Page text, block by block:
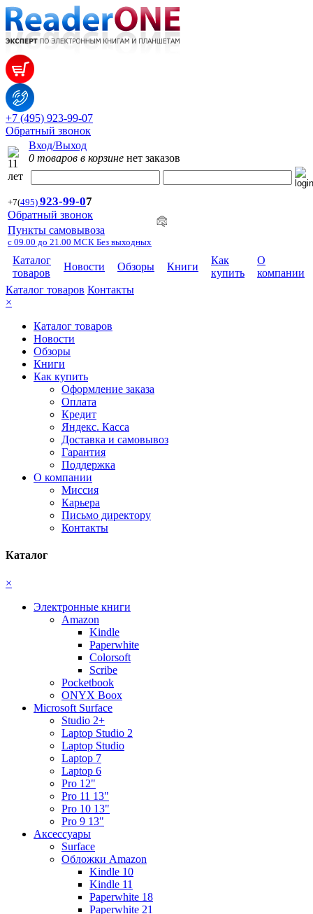
+7 (495) 923-99-07
Обратный звонок
Вход/Выход
0 товаров в корзине нет заказов
+7(495) 923-99-07
Обратный звонок
Пункты самовывоза
с 09.00 до 21.00 МСК Без выходных
Каталог
товаров
Новости Обзоры Книги
Как
купить
О
компании
Каталог товаров Контакты
×
Каталог товаров
Новости
Обзоры
Книги
Как купить
Оформление заказа
Оплата
Кредит
Яндекс. Касса
Доставка и самовывоз
Гарантия
Поддержка
О компании
Миссия
Карьера
Письмо директору
Контакты
Каталог
×
Электронные книги
Amazon
Kindle
Paperwhite
Colorsoft
Scribe
Pocketbook
ONYX Boox
Microsoft Surface
Studio 2+
Laptop Studio 2
Laptop Studio
Laptop 7
Laptop 6
Pro 12"
Pro 11 13"
Pro 10 13"
Pro 9 13"
Аксессуары
Surface
Обложки Amazon
Kindle 10
Kindle 11
Paperwhite 18
Paperwhite 21